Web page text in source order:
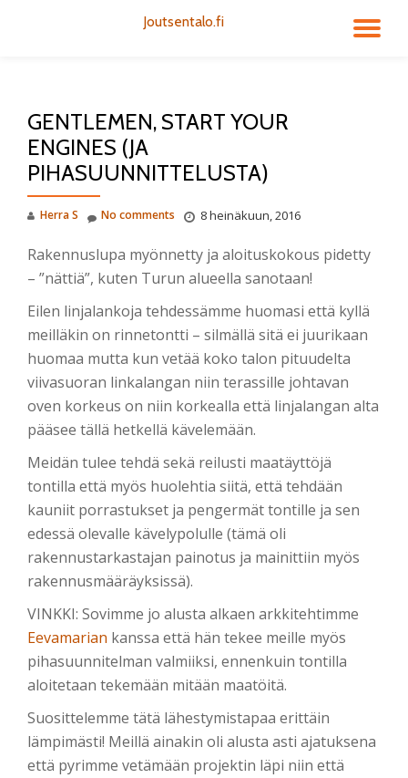
Joutsentalo.fi
GENTLEMEN, START YOUR
ENGINES (JA
PIHASUUNNITTELUSTA)
Herra S 8 heinäkuun, 2016
No comments
Rakennuslupa myönnetty ja aloituskokous pidetty
– ”nättiä”, kuten Turun alueella sanotaan!
Eilen linjalankoja tehdessämme huomasi että kyllä
meilläkin on rinnetontti – silmällä sitä ei juurikaan
huomaa mutta kun vetää koko talon pituudelta
viivasuoran linkalangan niin terassille johtavan
oven korkeus on niin korkealla että linjalangan alta
pääsee tällä hetkellä kävelemään.
Meidän tulee tehdä sekä reilusti maatäyttöjä
tontilla että myös huolehtia siitä, että tehdään
kauniit porrastukset ja pengermät tontille ja sen
edessä olevalle kävelypolulle (tämä oli
rakennustarkastajan painotus ja mainittiin myös
rakennusmääräyksissä).
VINKKI: Sovimme jo alusta alkaen arkkitehtimme
Eevamarian kanssa että hän tekee meille myös
pihasuunnitelman valmiiksi, ennenkuin tontilla
aloitetaan tekemään mitään maatöitä.
Suosittelemme tätä lähestymistapaa erittäin
lämpimästi! Meillä ainakin oli alusta asti ajatuksena
että pyrimme vetämään projektin läpi niin että